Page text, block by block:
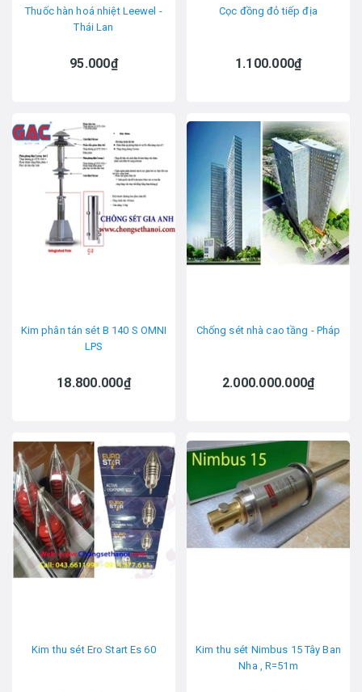
Thuốc hàn hoá nhiệt Leewel -
Thái Lan
95.000₫
Cọc đồng đỏ tiếp địa
1.100.000₫
Kim phân tán sét B 140 S OMNI
LPS
18.800.000₫
Chống sét nhà cao tầng - Pháp
2.000.000.000₫
Kim thu sét Ero Start Es 60
Kim thu sét Nimbus 15 Tây Ban
Nha , R=51m